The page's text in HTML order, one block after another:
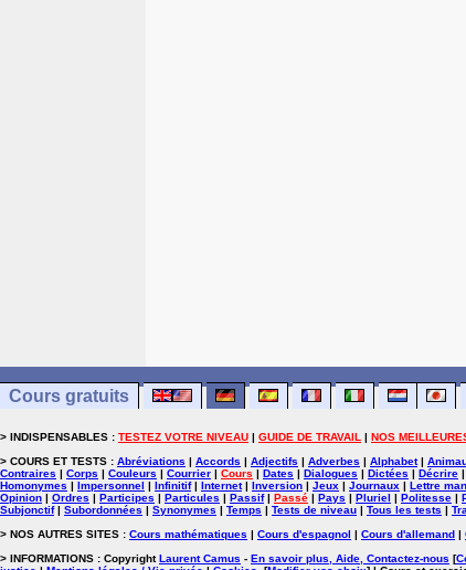
Cours gratuits
> INDISPENSABLES : TESTEZ VOTRE NIVEAU | GUIDE DE TRAVAIL | NOS
> COURS ET TESTS : Abréviations | Accords | Adjectifs | Adverbes | Alphabet|
Contraires | Corps | Couleurs | Courrier | Cours | Dates | Dialogues | Dictées | Décrire |
Homonymes | Impersonnel | Infinitif| Internet| Inversion | Jeux | Journaux | Lettre
Opinion | Ordres | Participes | Particules | Passif| Passé | Pays | Pluriel | Politesse |
Subjonctif| Subordonnées | Synonymes | Temps | Tests de niveau | Tous les tests |
> NOS AUTRES SITES : Cours mathématiques | Cours d'espagnol | Cours d'allemand |
> INFORMATIONS : CopyrightLaurent Camus - En savoir plus, Aide, Contactez-nous [